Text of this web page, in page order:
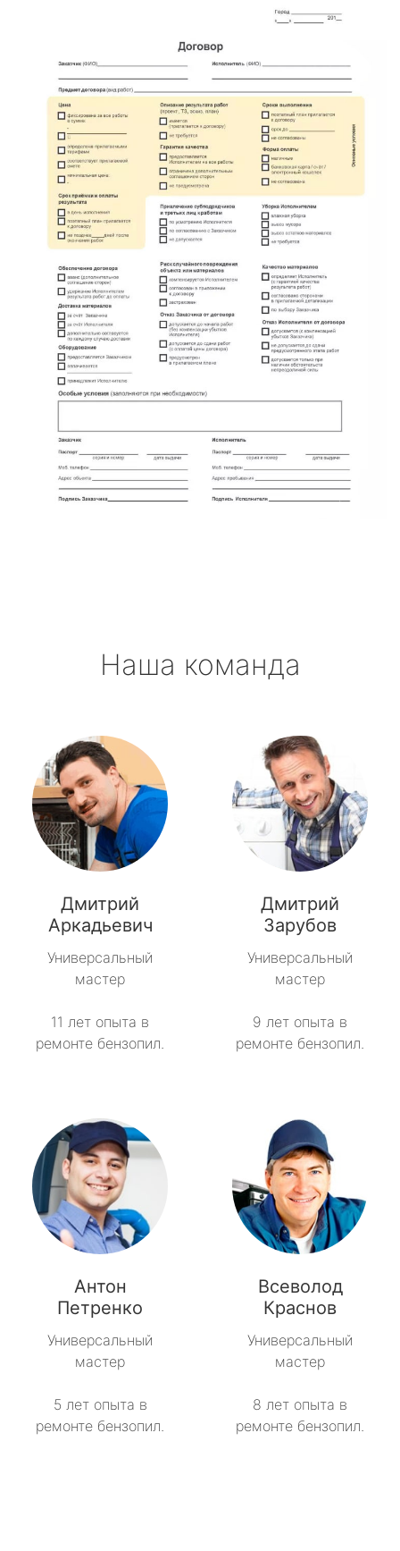
Наша команда
Дмитрий
Аркадьевич
Универсальный
мастер
11 лет опыта в
ремонте бензопил.
Дмитрий
Зарубов
Универсальный
мастер
9 лет опыта в
ремонте бензопил.
Антон
Петренко
Универсальный
мастер
5 лет опыта в
ремонте бензопил.
Всеволод
Краснов
Универсальный
мастер
8 лет опыта в
ремонте бензопил.